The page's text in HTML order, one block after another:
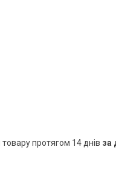
протягом 14 днів за